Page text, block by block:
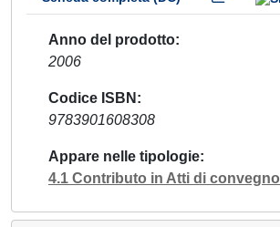
Anno del prodotto
2006
Codice ISBN
9783901608308
Appare nelle tipologie
4.1 Contributo in Atti di convegno